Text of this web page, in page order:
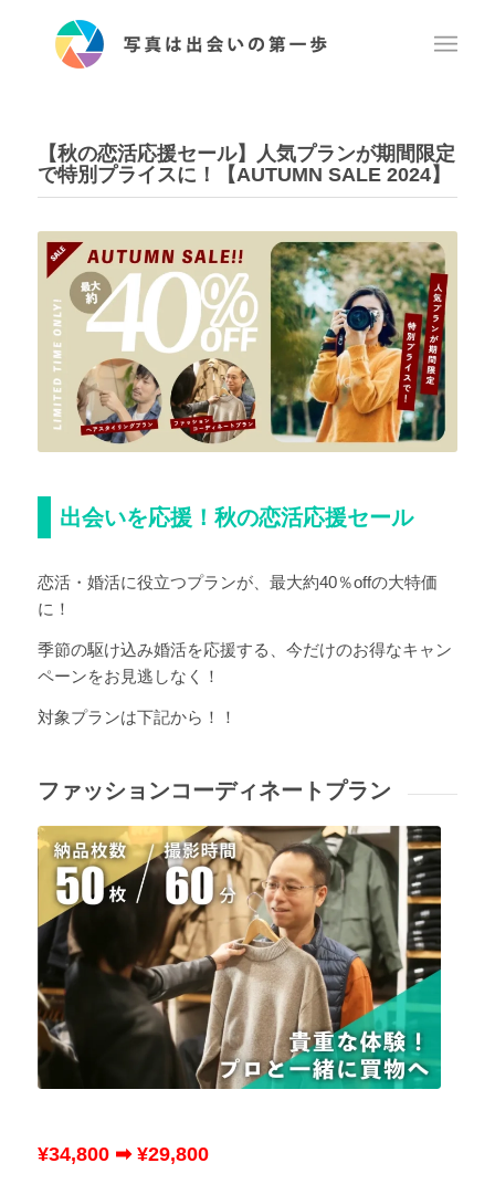
【秋の恋活応援セール】人気プランが期間限定
で特別プライスに！【AUTUMN SALE 2024】
出会いを応援！秋の恋活応援セール
恋活・婚活に役立つプランが、最大約40％offの大特価
に！
季節の駆け込み婚活を応援する、今だけのお得なキャン
ペーンをお見逃しなく！
対象プランは下記から！！
ファッションコーディネートプラン
¥34,800 ➡ ¥29,800